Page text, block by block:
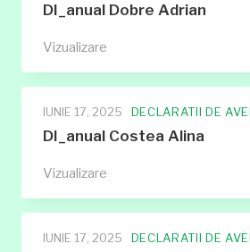
DI_anual Dobre Adrian
Vizualizare
Adrian
DECLARATII DE
DI_anual Costea Alina
IUNIE 17, 2025
Vizualizare
Alina
DECLARATII DE
IUNIE 17, 2025